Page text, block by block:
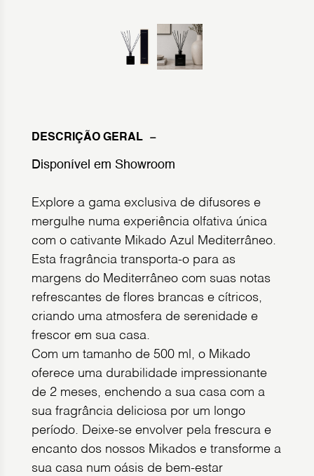
DESCRIÇÃO GERAL
Disponível em Showroom
Explore a gama exclusiva de difusores e
mergulhe numa experiência olfativa única
com o cativante Mikado Azul Mediterrâneo.
Esta fragrância transporta-o para as
margens do Mediterrâneo com suas notas
refrescantes de flores brancas e cítricos,
criando uma atmosfera de serenidade e
frescor em sua casa.
Com um tamanho de 500 ml, o Mikado
oferece uma durabilidade impressionante
de 2 meses, enchendo a sua casa com a
sua fragrância deliciosa por um longo
período. Deixe-se envolver pela frescura e
encanto dos nossos Mikados e transforme a
sua casa num oásis de bem-estar